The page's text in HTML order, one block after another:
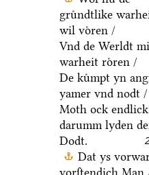
gruͤndtlike
wil voͤren /
Vnd de Werldt
warheit roͤren /
De kuͤmpt yn
yamer vnd nodt /
Moth ock endlick
darumm lyden
Dodt.
Dat ys
vorſtendich Man